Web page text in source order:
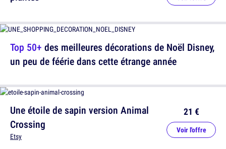
Top 50+ des meilleures décorations de Noël Disney,
un peu de féérie dans cette étrange année
Une étoile de sapin version Animal
Crossing
Etsy
21 €
Voir l'offre